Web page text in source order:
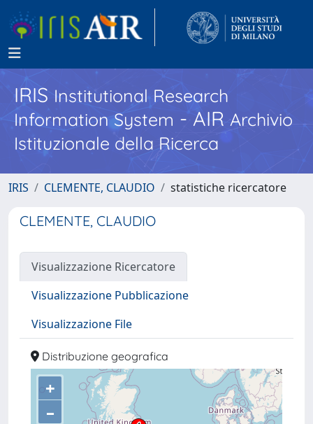
IRISInstitutional Research
Information System - AIR Archivio
Istituzionale della Ricerca
IRIS CLEMENTE, CLAUDIO statistiche ricercatore
CLEMENTE, CLAUDIO
Visualizzazione Ricercatore
Visualizzazione Pubblicazione
Visualizzazione File
Distribuzione geografica
+
–